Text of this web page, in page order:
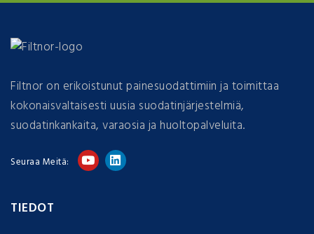
Filtnor on erikoistunut painesuodattimiin ja toimittaa
kokonaisvaltaisesti uusia suodatinjärjestelmiä,
suodatinkankaita, varaosia ja huoltopalveluita.
Seuraa Meitä:
TIEDOT